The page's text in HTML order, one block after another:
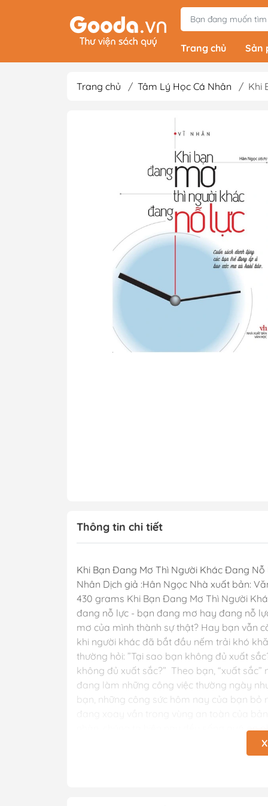
Trang chủ
Sản
Light Novels - Tản
Giả Tưởng - Kinh
Thám
Văn Học Kinh Điển
Xem thêm
Sách Ehon &
Thiếu Nhi
Tô Màu - Luyện
Kiến Thức Bách
Trẻ
Đạo Đức - Kỹ
Trang chủ / Tâm Lý Học Cá Nhân / Khi
Thông tin chi tiết
Khi Bạn Đang Mơ Thì Người Khác Đang Nỗ
Nhân Dịch giả :Hân Ngọc Nhà xuất bản:
430 grams Khi Bạn Đang Mơ Thì Người
đang nỗ lực - bạn đang mơ hay đang nỗ
mơ của mình thành sự thật? Hay bạn vẫn
khi người khác đã bắt đầu nếm trải khó
thường hỏi: ”Tại sao bạn không đủ xuất
không đủ xuất sắc?” Theo bạn, “xuất
đang làm những công việc thường ngày
bạn, những công sức hôm nay của bạn
nhàn, chúng ta hiện nay đều sống quá an
vì thế phần lớn cuộc sống của mọi người
nhưng lại không đủ kiên trì với bản thân.